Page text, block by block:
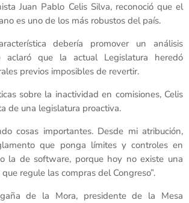
Juan Pablo Celis Silva, reconoció que el
es uno de los más robustos del país.
debería promover un análisis
aclaró que la actual Legislatura heredó
previos imposibles de revertir.
sobre la inactividad en comisiones, Celis
de una legislatura proactiva.
cosas importantes. Desde mi atribución,
que ponga límites y controles en
la de software, porque hoy no existe una
regule las compras del Congreso”.
de la Mora, presidente de la Mesa